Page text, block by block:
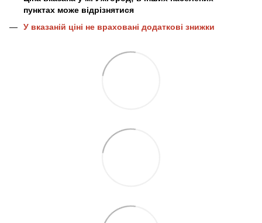
пунктах може відрізнятися
У вказаній ціні не враховані додаткові знижки